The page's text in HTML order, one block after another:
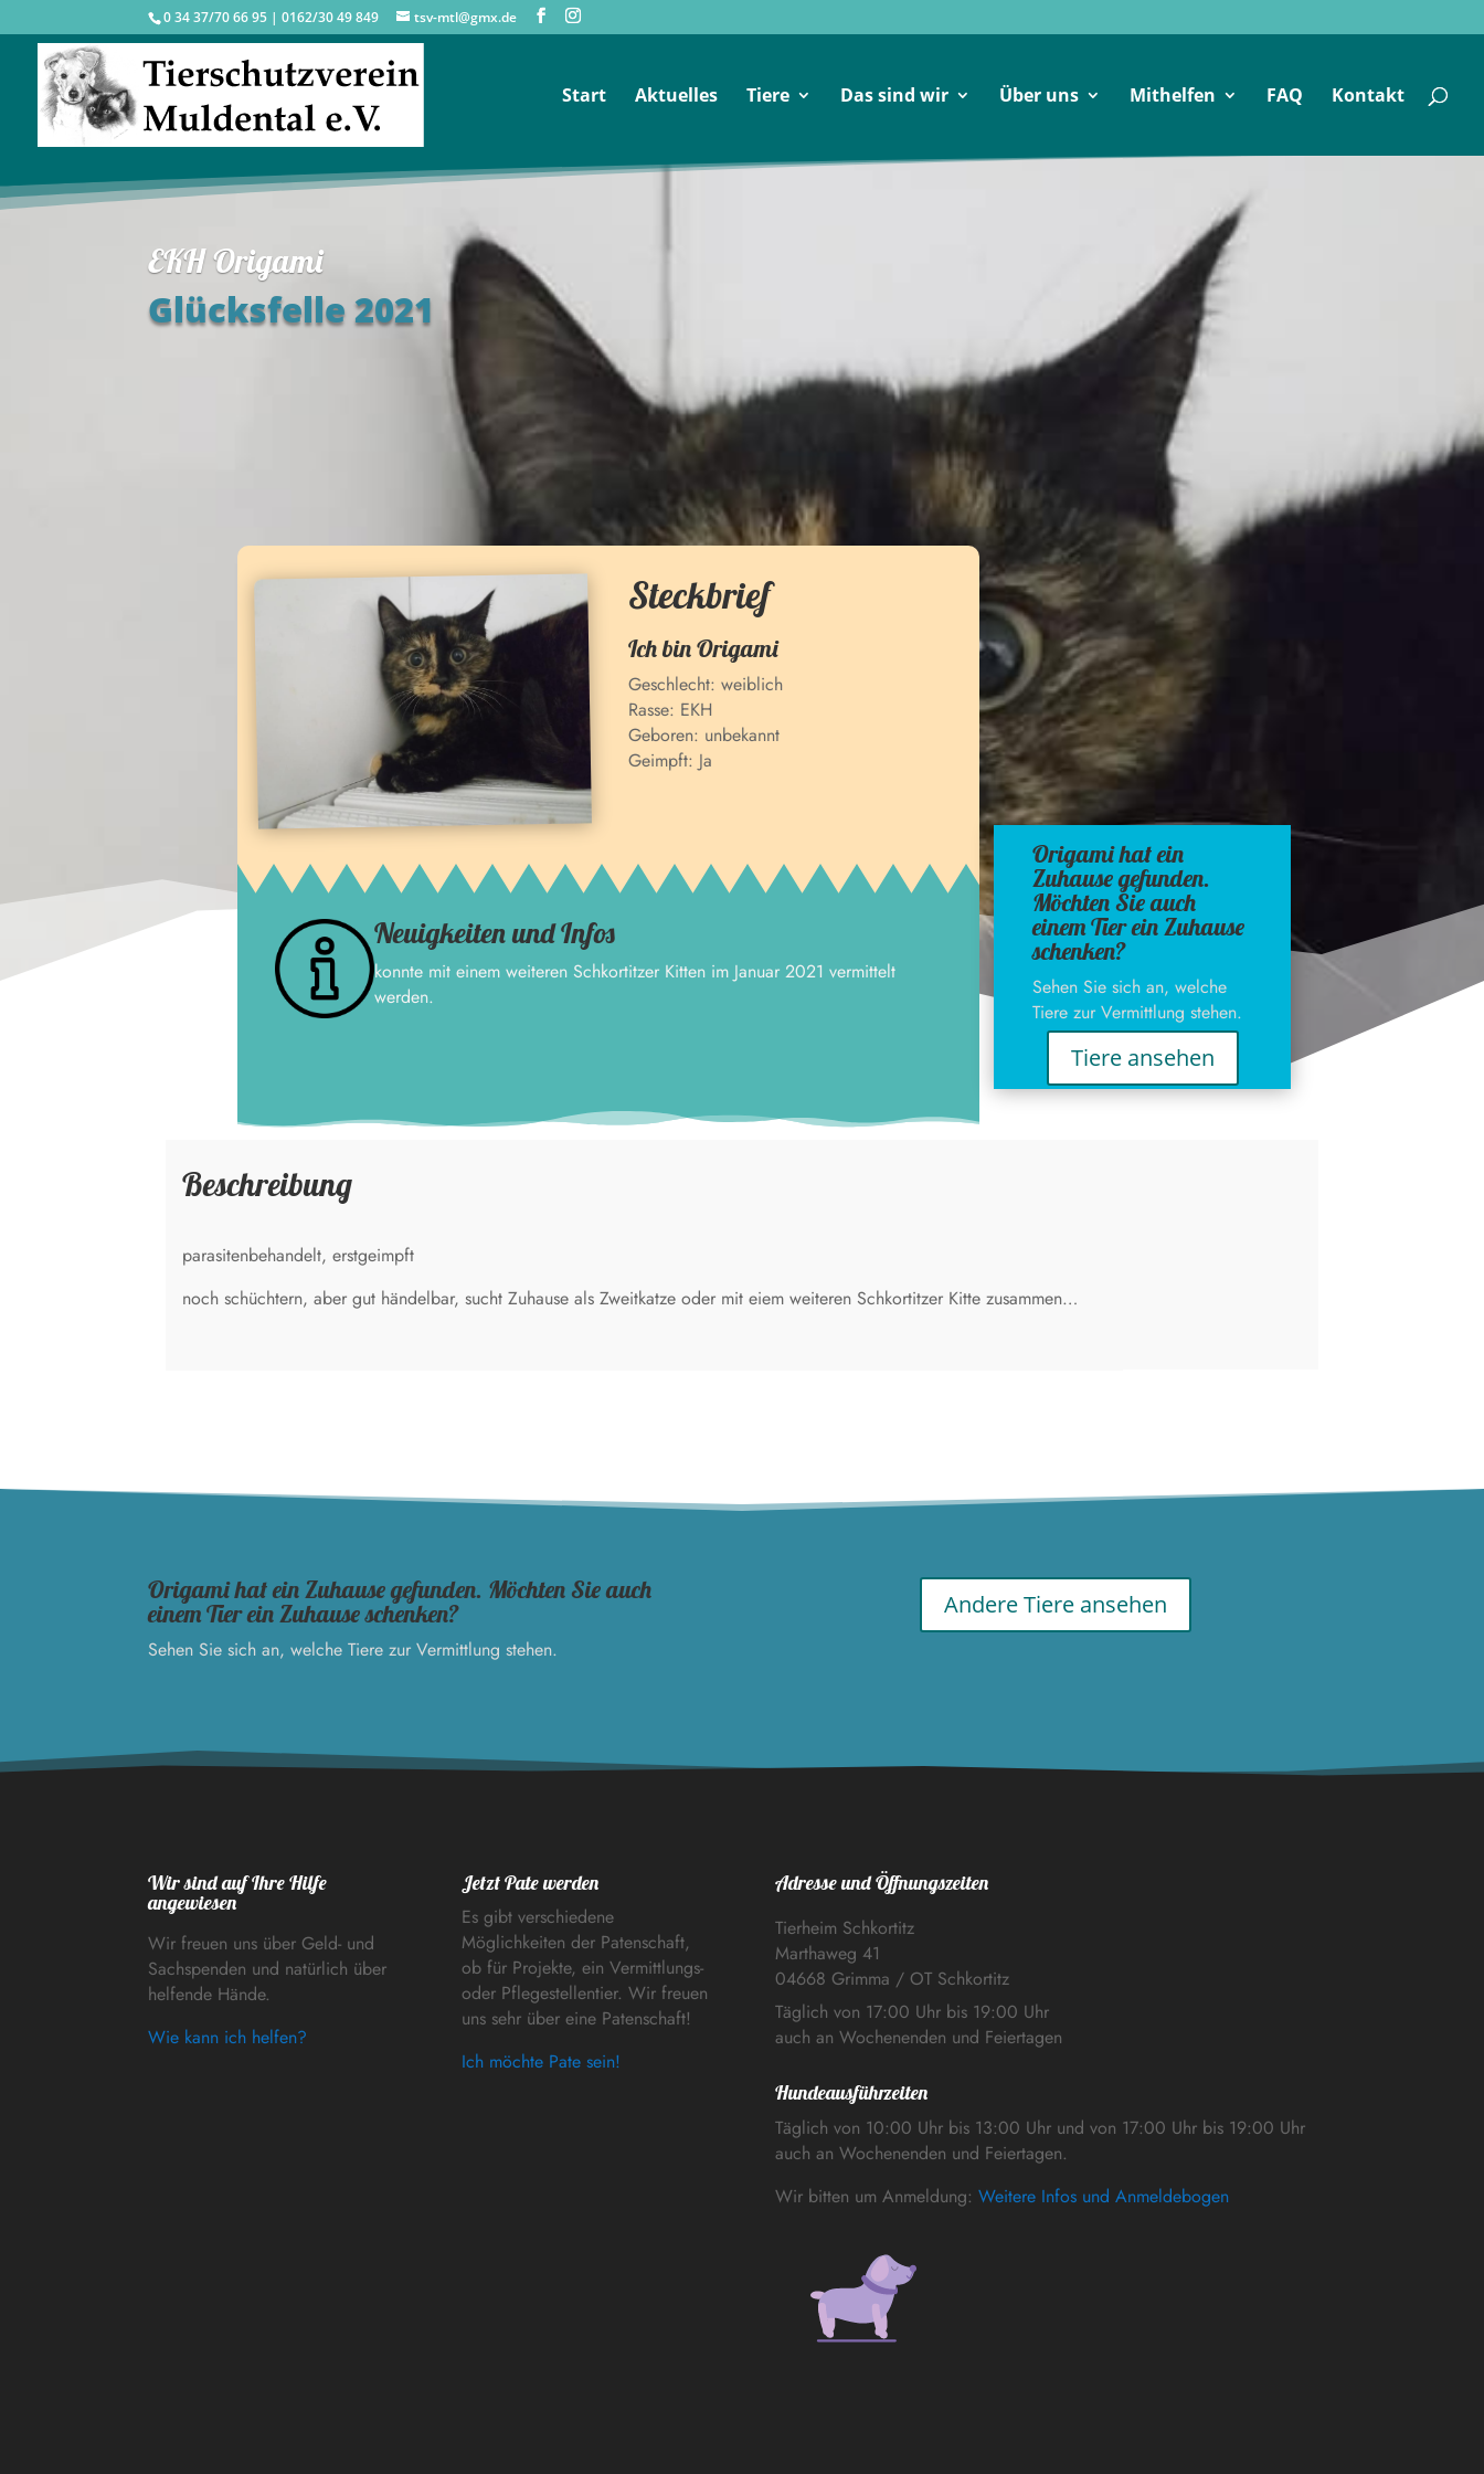
0 34 37/70 66 95 | 0162/30 49 849 tsv-mtl@gmx.de
Start Aktuelles Tiere Das sind wir Über uns Mithelfen FAQ Kontakt
EKH Origami
Glücksfelle 2021
Steckbrief
Ich binOrigami
Geschlecht: weiblich
Rasse: EKH
Geboren: unbekannt
Geimpft: Ja
Neuigkeiten und Infos
konnte mit einem weiteren Schkortitzer Kitten im Januar 2021 vermittelt
werden.
Origami hat ein
Zuhause gefunden.
Möchten Sie auch
einem Tier ein Zuhause
schenken?
Sehen Sie sich an, welche
Tiere zur Vermittlung stehen.
Tiere ansehen
Beschreibung
parasitenbehandelt, erstgeimpft
noch schüchtern, aber gut händelbar, sucht Zuhause als Zweitkatze oder mit eiem weiteren Schkortitzer Kitte zusammen…
Origami hat ein Zuhause gefunden. Möchten Sie auch
einem Tier ein Zuhause schenken?
Sehen Sie sich an, welche Tiere zur Vermittlung stehen.
Andere Tiere ansehen
Wir sind auf Ihre Hilfe
angewiesen
Wir freuen uns über Geld- und
Sachspenden und natürlich über
helfende Hände.
Wie kann ich helfen?
Jetzt Pate werden
Es gibt verschiedene
Möglichkeiten der Patenschaft,
ob für Projekte, ein Vermittlungs-
oder Pflegestellentier. Wir freuen
uns sehr über eine Patenschaft!
Ich möchte Pate sein!
Adresse und Öffnungszeiten
Tierheim Schkortitz
Marthaweg 41
04668 Grimma / OT Schkortitz
Täglich von 17:00 Uhr bis 19:00 Uhr
auch an Wochenenden und Feiertagen
Hundeausführzeiten
Täglich von 10:00 Uhr bis 13:00 Uhr und von 17:00 Uhr bis 19:00 Uhr
auch an Wochenenden und Feiertagen.
Wir bitten um Anmeldung: Weitere Infos und Anmeldebogen